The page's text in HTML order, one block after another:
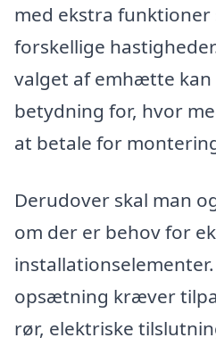
med ekstra funktioner
forskellige
valget af emhætte kan
betydning for, hvor
at betale for
Derudover skal man
om der er behov for
opsætning kræver
rør, elektriske